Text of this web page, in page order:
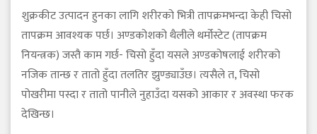
शुक्रकीट उत्पादन हुनका लागि शरीरको भित्री तापक्रमभन्दा केही चिसो
तापक्रम आवश्यक पर्छ। अण्डकोशको थैलीले थर्मोस्टेट (तापक्रम
नियन्त्रक) जस्तै काम गर्छ- चिसो हुँदा यसले अण्डकोषलाई शरीरको
नजिक तान्छ र तातो हुँदा तलतिर झुण्ड्याउँछ। त्यसैले त, चिसो
पोखरीमा पस्दा र तातो पानीले नुहाउँदा यसको आकार र अवस्था फरक
देखिन्छ।